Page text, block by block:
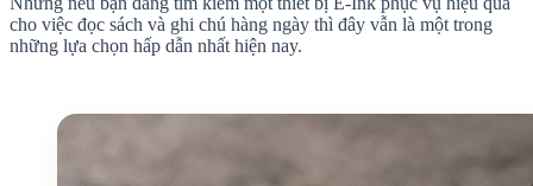
cho việc đọc sách và ghi chú hàng ngày thì đây vẫn là một trong
những lựa chọn hấp dẫn nhất hiện nay.